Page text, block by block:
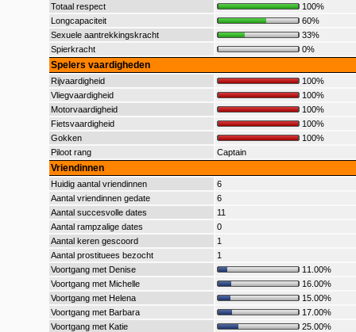
Totaal respect
100%
Longcapaciteit
60%
Sexuele aantrekkingskracht
33%
Spierkracht
0%
Spelers vaardigheden
Rijvaardigheid
100%
Vliegvaardigheid
100%
Motorvaardigheid
100%
Fietsvaardigheid
100%
Gokken
100%
Piloot rang
Captain
Vriendinnen
Huidig aantal vriendinnen
6
Aantal vriendinnen gedate
6
Aantal succesvolle dates
11
Aantal rampzalige dates
0
Aantal keren gescoord
1
Aantal prostituees bezocht
1
Voortgang met Denise
11.00%
Voortgang met Michelle
16.00%
Voortgang met Helena
15.00%
Voortgang met Barbara
17.00%
Voortgang met Katie
25.00%